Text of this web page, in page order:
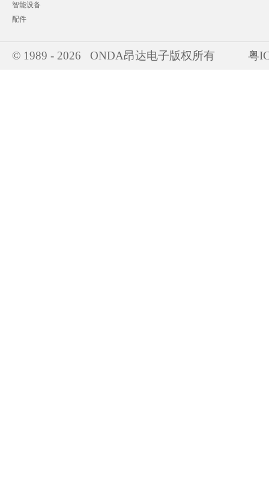
智能设备
配件
© 1989 - 2026 ONDA昂达电子版权所有 粤